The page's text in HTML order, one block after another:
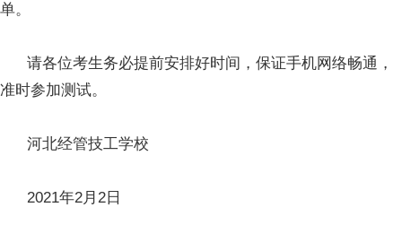
单。
请各位考生务必提前安排好时间，保证手机网络畅通，
准时参加测试。
河北经管技工学校
2021年2月2日